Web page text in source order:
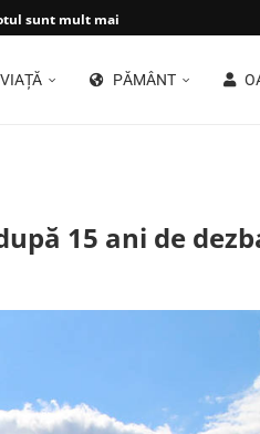
sunt mult mai...
VIAȚĂ PĂMÂNT
15 ani de